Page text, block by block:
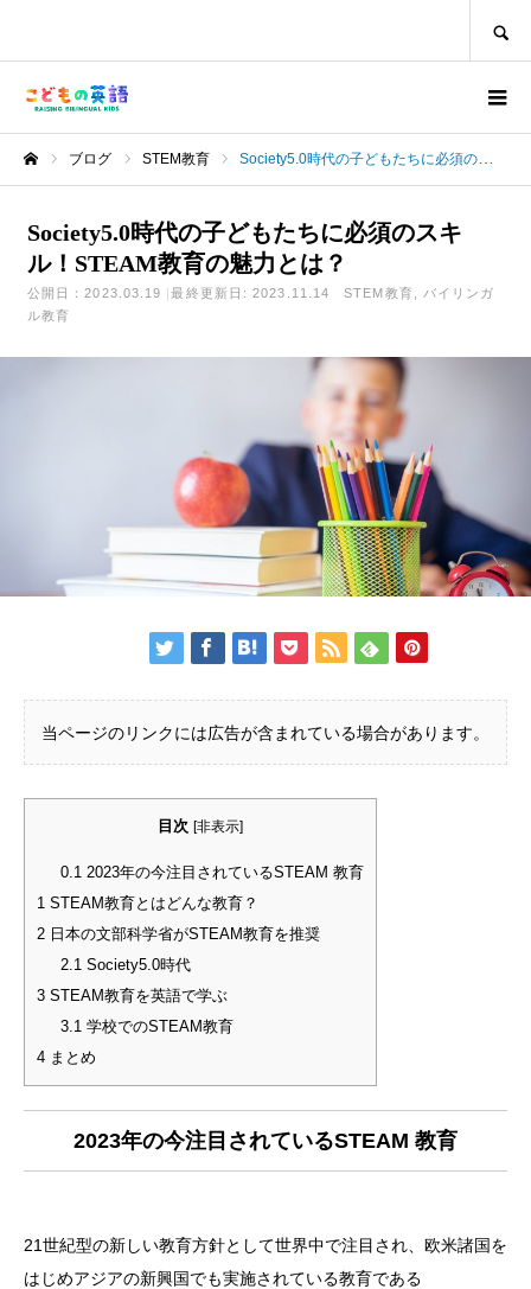
ブログ STEM教育 Society5.0時代の子どもたちに必須のスキル！STEAM教育の魅力とは？
Society5.0時代の子どもたちに必須のスキ
ル！STEAM教育の魅力とは？
公開日：2023.03.19 最終更新日: 2023.11.14 STEM教育
バイリンガ
ル教育
当ページのリンクには広告が含まれている場合があります。
目次 [非表示]
0.12023年の今注目されているSTEAM 教育
1 STEAM教育とはどんな教育？
2 日本の文部科学省がSTEAM教育を推奨
2.1Society5.0時代
3 STEAM教育を英語で学ぶ
3.1学校でのSTEAM教育
4 まとめ
2023年の今注目されているSTEAM 教育
21世紀型の新しい教育方針として世界中で注目され、欧米諸国を
はじめアジアの新興国でも実施されている教育である